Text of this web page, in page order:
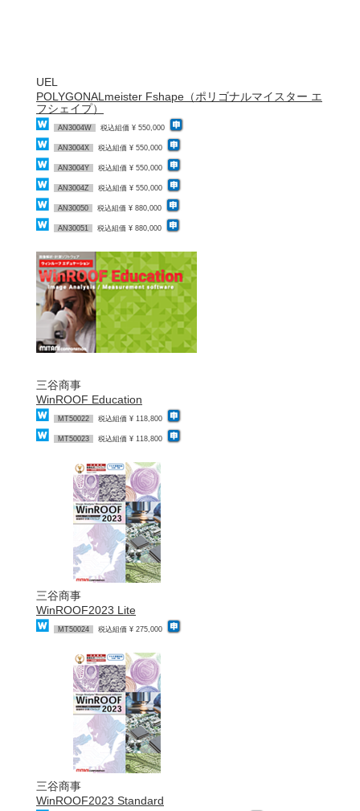
UEL
POLYGONALmeister Fshape（ポリゴナルマイスター エ
フシェイプ）
AN3004W 税込組価 ¥ 550,000
AN3004X 税込組価 ¥ 550,000
AN3004Y 税込組価 ¥ 550,000
AN3004Z 税込組価 ¥ 550,000
AN30050 税込組価 ¥ 880,000
AN30051 税込組価 ¥ 880,000
三谷商事
WinROOF Education
MT50022 税込組価 ¥ 118,800
MT50023 税込組価 ¥ 118,800
三谷商事
WinROOF2023 Lite
MT50024 税込組価 ¥ 275,000
三谷商事
WinROOF2023 Standard